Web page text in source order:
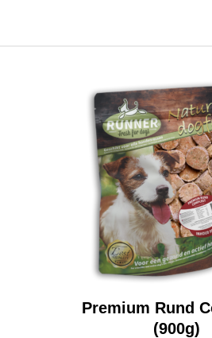
Premium Rund
(900g)